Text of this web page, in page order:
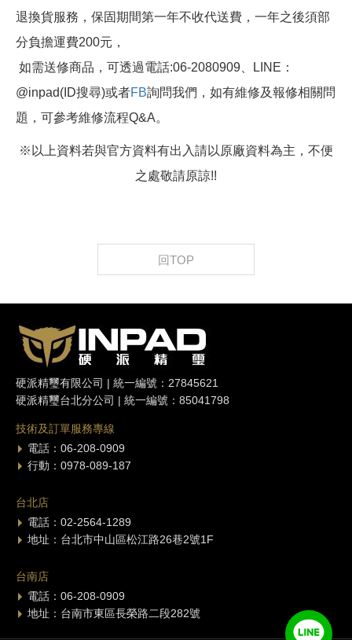
退換貨服務，保固期間第一年不收代送費，一年之後須部
分負擔運費200元，
如需送修商品，可透過電話:06-2080909、LINE：
@inpad(ID搜尋)或者FB詢問我們，如有維修及報修相關問
題，可參考維修流程Q&A。
※以上資料若與官方資料有出入請以原廠資料為主，不便
之處敬請原諒!!
回TOP
硬派精璽有限公司 | 統一編號：27845621
硬派精璽台北分公司 | 統一編號：85041798
技術及訂單服務專線
電話：06-208-0909
行動：0978-089-187
台北店
電話：02-2564-1289
地址：台北市中山區松江路26巷2號1F
台南店
電話：06-208-0909
地址：台南市東區長榮路二段282號